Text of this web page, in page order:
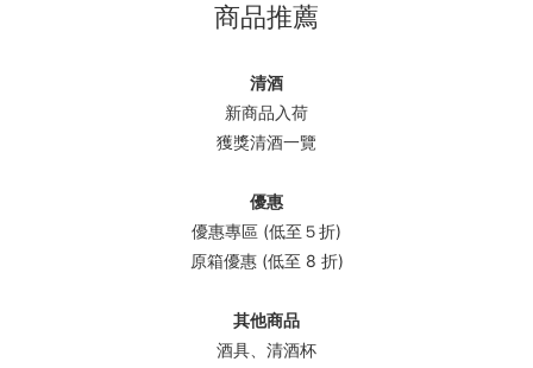
商品推薦
清酒
新商品入荷
獲獎清酒一覽
優惠
優惠專區 (低至５折)
原箱優惠 (低至 8 折)
其他商品
酒具、清酒杯